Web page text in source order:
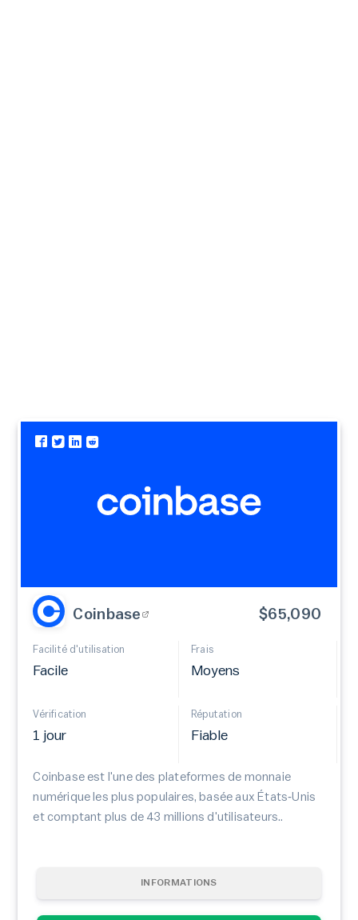
INFORMATIONS
Coinbase $65,090
Facilité d'utilisation
Facile
Frais
Moyens
Vérification
1 jour
Réputation
Fiable
Coinbase est l'une des plateformes de monnaie
numérique les plus populaires, basée aux États‑Unis
et comptant plus de 43 millions d'utilisateurs..